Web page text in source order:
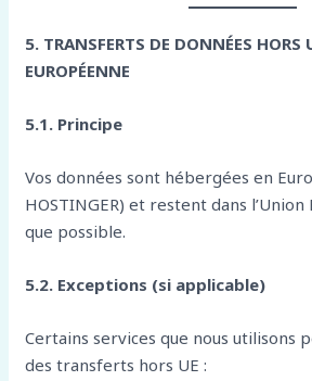
5. TRANSFERTS DE DONNÉES
EUROPÉENNE
5.1. Principe
Vos données sont hébergées en
HOSTINGER) et restent dans
que possible.
5.2. Exceptions (si applicable)
Certains services que nous utilisons
des transferts hors UE :